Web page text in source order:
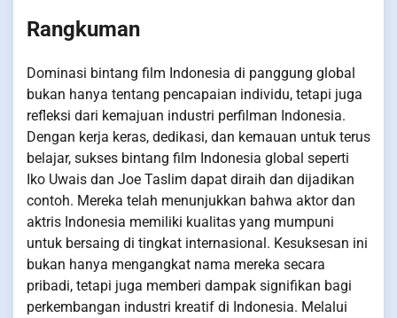
Rangkuman
Dominasi bintang film Indonesia di panggung global
bukan hanya tentang pencapaian individu, tetapi juga
refleksi dari kemajuan industri perfilman Indonesia.
Dengan kerja keras, dedikasi, dan kemauan untuk terus
belajar, sukses bintang film Indonesia global seperti
Iko Uwais dan Joe Taslim dapat diraih dan dijadikan
contoh. Mereka telah menunjukkan bahwa aktor dan
aktris Indonesia memiliki kualitas yang mumpuni
untuk bersaing di tingkat internasional. Kesuksesan ini
bukan hanya mengangkat nama mereka secara
pribadi, tetapi juga memberi dampak signifikan bagi
perkembangan industri kreatif di Indonesia. Melalui